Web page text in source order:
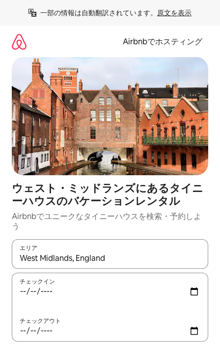
一部の情報は自動翻訳されています。 原文を表示
Airbnbでホスティング
ウェスト・ミッドランズにあるタイニ
ーハウスのバケーションレンタル
Airbnbでユニークなタイニーハウスを検索・予約しよ
う
エリア
検索結果が表示されたら、上下の矢印キーを使って移動するか
チェックイン
チェックアウト